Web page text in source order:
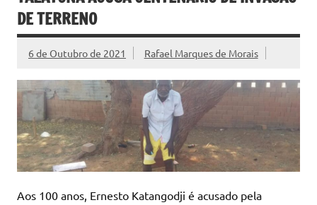
DE TERRENO
6 de Outubro de 2021 Rafael Marques de Morais
Aos 100 anos, Ernesto Katangodji é acusado pela